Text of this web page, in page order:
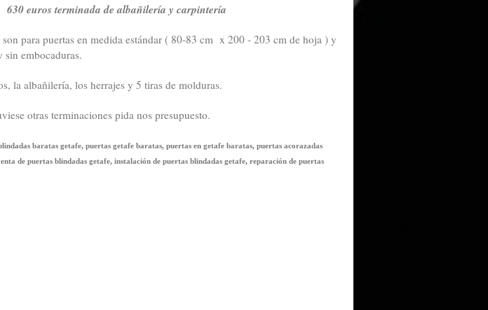
euros terminada de albañilería y carpintería
son para puertas en medida estándar ( 80-83 cm x 200 - 203 cm de hoja ) y
sin embocaduras.
la albañilería, los herrajes y 5 tiras de molduras.
otras terminaciones pida nos presupuesto.
baratas getafe, puertas getafe baratas, puertas en getafe baratas, puertas acorazadas
de puertas blindadas getafe, instalación de puertas blindadas getafe, reparación de puertas